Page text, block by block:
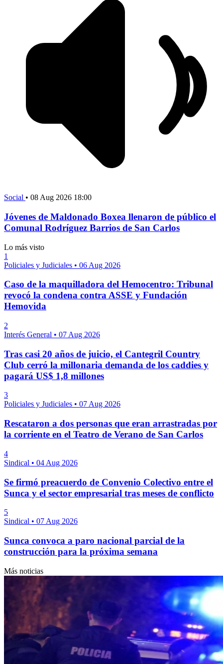
Social • 08 Aug 2026 18:00
Jóvenes de Maldonado Boxea llenaron de público el
Comunal Rodríguez Barrios de San Carlos
Lo más visto
1
Policiales y Judiciales • 06 Aug 2026
Caso de la maquilladora del Hemocentro: Tribunal
revocó la condena contra ASSE y Fundación
Hemovida
2
Interés General • 07 Aug 2026
Tras casi 20 años de juicio, el Cantegril Country
Club cerró la millonaria demanda de los caddies y
pagará US$ 1,8 millones
3
Policiales y Judiciales • 07 Aug 2026
Rescataron a dos personas que eran arrastradas por
la corriente en el Teatro de Verano de San Carlos
4
Sindical • 04 Aug 2026
Se firmó preacuerdo de Convenio Colectivo entre el
Sunca y el sector empresarial tras meses de conflicto
5
Sindical • 07 Aug 2026
Sunca convoca a paro nacional parcial de la
construcción para la próxima semana
Más noticias